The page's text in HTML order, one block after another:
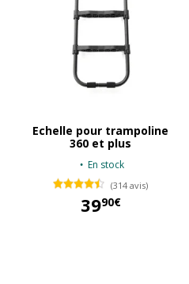
Echelle pour trampoline
360 et plus
En stock
(314 avis)
3990€